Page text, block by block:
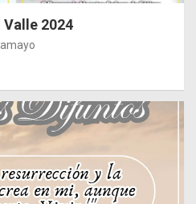
2024